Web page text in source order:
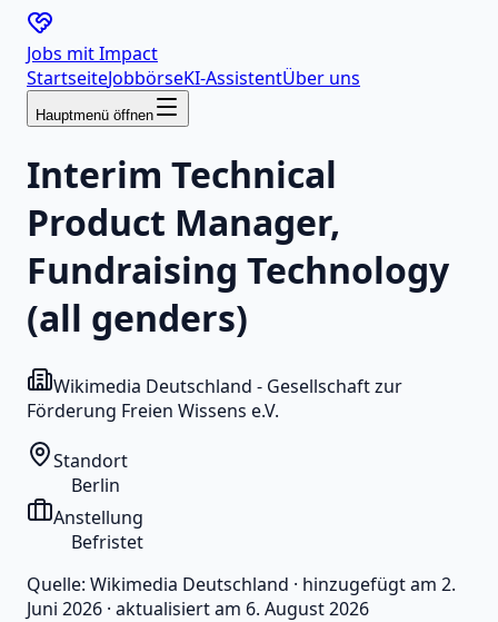
Jobs mitImpact
StartseiteJobbörseKI-AssistentÜber uns
Hauptmenü öffnen
Interim Technical
Product Manager,
Fundraising Technology
(all genders)
Wikimedia Deutschland - Gesellschaft zur
Förderung Freien Wissens e.V.
Standort
Berlin
Anstellung
Befristet
Quelle: Wikimedia Deutschland · hinzugefügt am 2.
Juni 2026 · aktualisiert am 6. August 2026